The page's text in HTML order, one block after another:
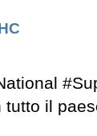
il